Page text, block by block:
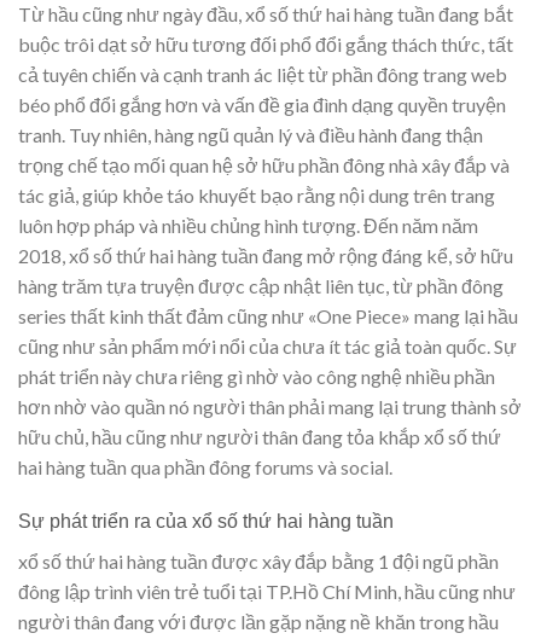
Từ hầu cũng như ngày đầu, xổ số thứ hai hàng tuần đang bắt
buộc trôi dạt sở hữu tương đối phổ đổi gắng thách thức, tất
cả tuyên chiến và cạnh tranh ác liệt từ phần đông trang web
béo phổ đổi gắng hơn và vấn đề gia đình dạng quyền truyện
tranh. Tuy nhiên, hàng ngũ quản lý và điều hành đang thận
trọng chế tạo mối quan hệ sở hữu phần đông nhà xây đắp và
tác giả, giúp khỏe táo khuyết bạo rằng nội dung trên trang
luôn hợp pháp và nhiều chủng hình tượng. Đến năm năm
2018, xổ số thứ hai hàng tuần đang mở rộng đáng kể, sở hữu
hàng trăm tựa truyện được cập nhật liên tục, từ phần đông
series thất kinh thất đảm cũng như «One Piece» mang lại hầu
cũng như sản phẩm mới nổi của chưa ít tác giả toàn quốc. Sự
phát triển này chưa riêng gì nhờ vào công nghệ nhiều phần
hơn nhờ vào quần nó người thân phải mang lại trung thành sở
hữu chủ, hầu cũng như người thân đang tỏa khắp xổ số thứ
hai hàng tuần qua phần đông forums và social.
Sự phát triển ra của xổ số thứ hai hàng tuần
xổ số thứ hai hàng tuần được xây đắp bằng 1 đội ngũ phần
đông lập trình viên trẻ tuổi tại TP.Hồ Chí Minh, hầu cũng như
người thân đang với được lần gặp nặng nề khăn trong hầu